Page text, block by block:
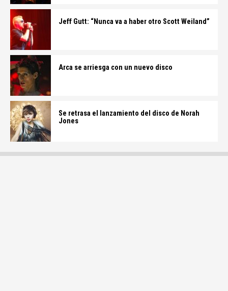
Jeff Gutt: “Nunca va a haber otro Scott Weiland”
Arca se arriesga con un nuevo disco
Se retrasa el lanzamiento del disco de Norah
Jones